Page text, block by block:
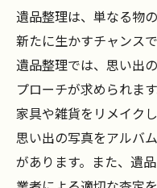
遺品整理は、単なる物
新たに生かすチャンス
遺品整理では、思い出
プローチが求められま
家具や雑貨をリメイク
思い出の写真をアルバ
があります。また、遺